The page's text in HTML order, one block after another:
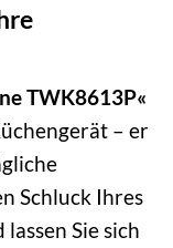
TWK8613P«
– er
Schluck Ihres
Sie sich